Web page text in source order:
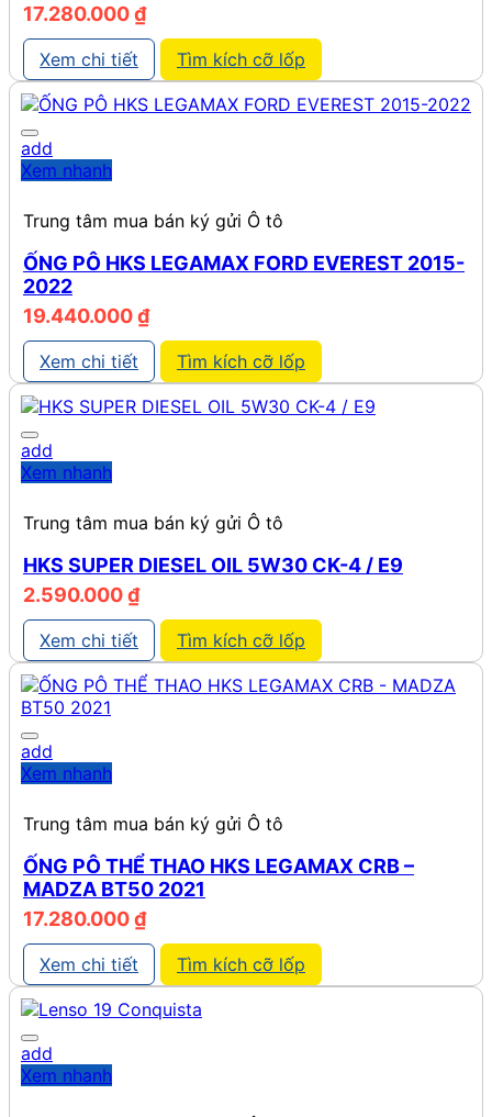
17.280.000₫
Xem chi tiết Tìm kích cỡ lốp
add
Xem nhanh
Trung tâm mua bán ký gửi Ô tô
ỐNG PÔ HKS LEGAMAX FORD EVEREST 2015-
2022
19.440.000₫
Xem chi tiết Tìm kích cỡ lốp
add
Xem nhanh
Trung tâm mua bán ký gửi Ô tô
HKS SUPER DIESEL OIL 5W30 CK-4 / E9
2.590.000₫
Xem chi tiết Tìm kích cỡ lốp
add
Xem nhanh
Trung tâm mua bán ký gửi Ô tô
ỐNG PÔ THỂ THAO HKS LEGAMAX CRB –
MADZA BT50 2021
17.280.000₫
Xem chi tiết Tìm kích cỡ lốp
add
Xem nhanh